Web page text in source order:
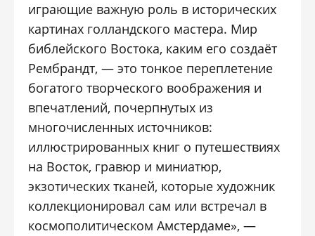
играющие важную роль в исторических
картинах голландского мастера. Мир
библейского Востока, каким его создаёт
Рембрандт, — это тонкое переплетение
богатого творческого воображения и
впечатлений, почерпнутых из
многочисленных источников:
иллюстрированных книг о путешествиях
на Восток, гравюр и миниатюр,
экзотических тканей, которые художник
коллекционировал сам или встречал в
космополитическом Амстердаме», —